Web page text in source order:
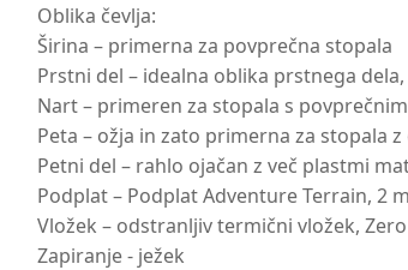
Oblika čevlja:
Širina – primerna za povprečna stopala
Prstni del – idealna oblika prstnega
Nart – primeren za stopala s
Peta – ožja in zato primerna za stopala
Petni del – rahlo ojačan z več plastmi
Podplat – Podplat Adventure Terrain, 2
Vložek – odstranljiv termični vložek,
Zapiranje - ježek